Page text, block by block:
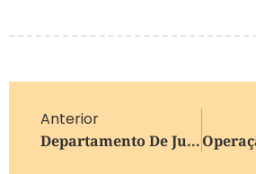
Anterior
Departamento De Justiça Dos EUA Publica Novos Documentos Sobre Epstein Com Acusações Contra Trump